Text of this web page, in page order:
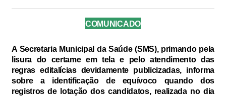
COMUNICADO
A Secretaria Municipal da Saúde (SMS), primando pela
lisura do certame em tela e pelo atendimento das
regras editalícias devidamente publicizadas, informa
sobre a identificação de equívoco quando dos
registros de lotação dos candidatos, realizada no dia